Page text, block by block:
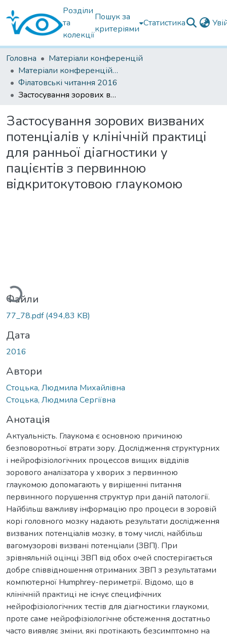
Розділи
та
колекції
Пошук за
критеріями
Статистика
Головна
Матеріали конференцій
Матеріали конференцій Інституту Філатова
Філатовські читання 2016
Застосування зорових визваних потенціалів у клінічній практиці для ранньої діагностики у пацієнтів з пеpвинною відкритокутовою глаукомою
Застосування зорових визваних
потенціалів у клінічній практиці
для ранньої діагностики у
пацієнтів з пеpвинною
відкритокутовою глаукомою
Вантажиться...
Файли
77_78.pdf(494,83 KB)
Дата
2016
Автори
Стоцька, Людмила Михайлівна
Стоцька, Людмила Сергіївна
Анотація
Актуальність. Глаукома є основною причиною
безповоротньої втрати зору. Дослідження структурних
і нейрофізіологічних процессов вищих відділів
зорового аналізатора у хворих з первинною
глаукомою допомагають у вирішенні питання
первинного порушення структур при даній патології.
Найбільш важливу інформацію про процеси в зоровій
корі головного мозку надають результати дослідження
визваних потенціалів мозку, в тому числі, найбільш
вагомузорові визвані потенціали (ЗВП). При
зрівняльній оцінці ЗВП від обох очей спостерігається
добре співвідношення отриманих ЗВП з результатами
компютерної Humphrey-периметрії. Відомо, що в
клінічній практиці не існує специфічних
нейрофізіологічних тестів для діагностики глаукоми,
проте саме нейрофізіологічне обстеження достатньо
часто виявляє зміни, які протікають безсимптомно на